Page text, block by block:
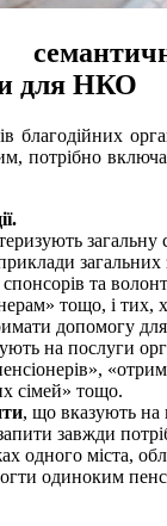
для НКО
благодійних
потрібно
загальну
загальних
та
тощо, і тих,
допомогу
на послуги
сімей» тощо.
, що вказують на
завжди
одного міста,
одиноким